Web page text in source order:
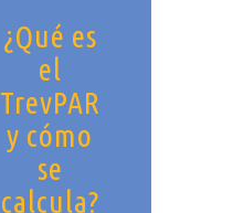
¿Qué es
el
TrevPAR
y cómo
se
calcula?